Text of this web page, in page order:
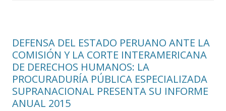
k r
DEFENSA DEL ESTADO PERUANO ANTE LA
COMISIÓN Y LA CORTE INTERAMERICANA
DE DERECHOS HUMANOS: LA
PROCURADURÍA PÚBLICA ESPECIALIZADA
SUPRANACIONAL PRESENTA SU INFORME
ANUAL 2015